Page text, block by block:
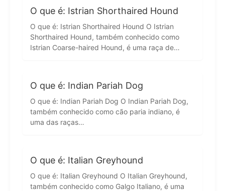
O que é: Istrian Shorthaired Hound
O que é: Istrian Shorthaired Hound O Istrian
Shorthaired Hound, também conhecido como
Istrian Coarse-haired Hound, é uma raça de…
O que é: Indian Pariah Dog
O que é: Indian Pariah Dog O Indian Pariah Dog,
também conhecido como cão paria indiano, é
uma das raças…
O que é: Italian Greyhound
O que é: Italian Greyhound O Italian Greyhound,
também conhecido como Galgo Italiano, é uma